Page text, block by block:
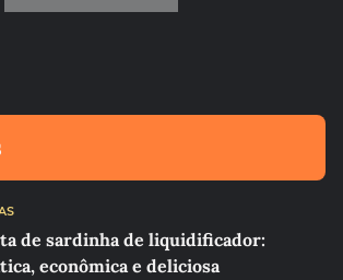
de sardinha de liquidificador:
econômica e deliciosa